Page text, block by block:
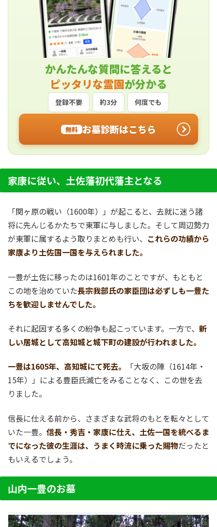
かんたんな質問に答えると
ピッタリな霊園が分かる
登録不要 約3分 何度でも
無料 お墓診断はこちら
家康に従い、土佐藩初代藩主となる
「関ヶ原の戦い（1600年）」が起こると、去就に迷う諸
将に先んじるかたちで東軍に与しました。そして周辺勢力
が東軍に属するよう取りまとめも行い、 これらの功績から
家康より土佐国一国を与えられました。
一豊が土佐に移ったのは1601年のことですが、もともと
この地を治めていた長宗我部氏の家臣団は必ずしも一豊た
ちを歓迎しませんでした。
それに起因する多くの紛争も起こっています。一方で、 新
しい居城として高知城と城下町の建設が行われました。
一豊は1605年、高知城にて死去。
「大坂の陣（1614年・
15年）」による豊臣氏滅亡をみることなく、この世を去
りました。
信長に仕える前から、さまざまな武将のもとを転々として
いた一豊。 信長・秀吉・家康に仕え、土佐一国を統べるま
でになった彼の生涯は、うまく時流に乗った賜物だったと
もいえるでしょう。
山内一豊のお墓